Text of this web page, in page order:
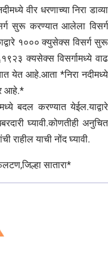
वीर धरणाच्या निरा डाव्या
सुरू करण्यात आलेला विसर्ग
१००० क्युसेक्स विसर्ग सुरू
क्यसेक्स विसर्गामध्ये वाढ
येत आहे.आता *निरा नदीमध्ये
आहे.*
बदल करण्यात येईल.याद्वारे
घ्यावी.कोणतीही अनुचित
राहील याची नोंद घ्यावी.
सातारा*